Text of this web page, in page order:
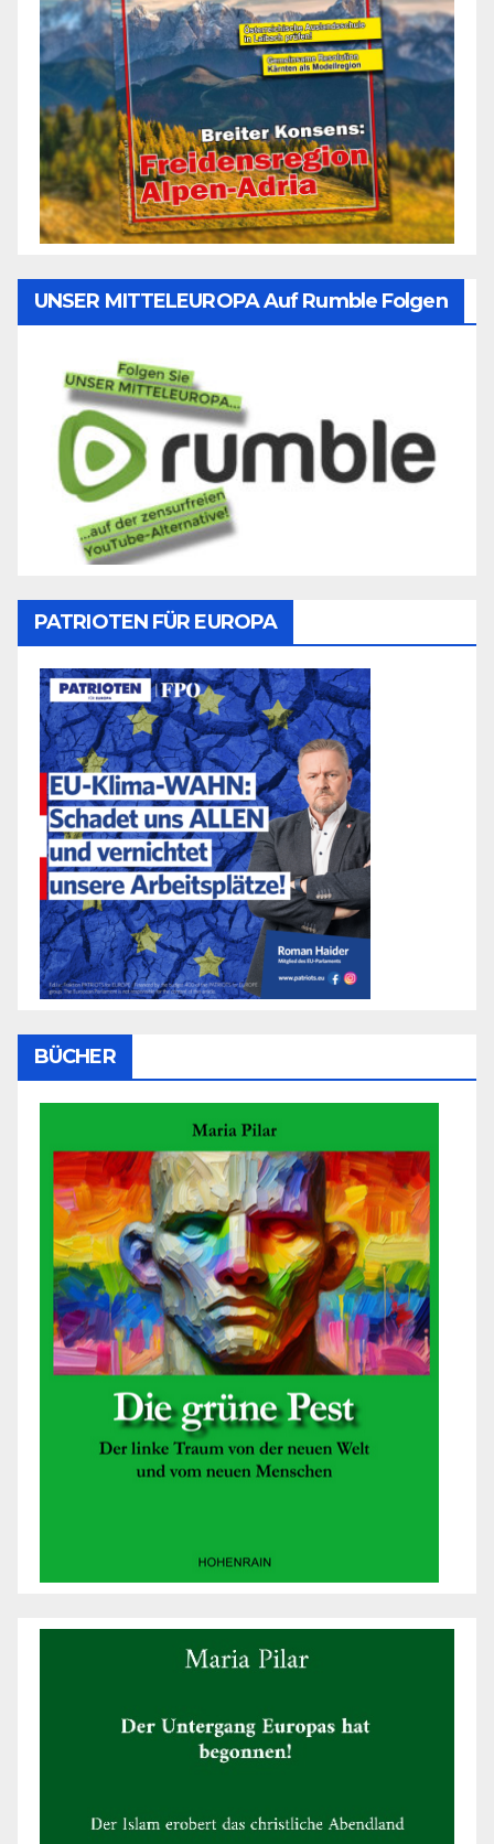
UNSER MITTELEUROPA Auf Rumble Folgen
PATRIOTEN FÜR EUROPA
BÜCHER